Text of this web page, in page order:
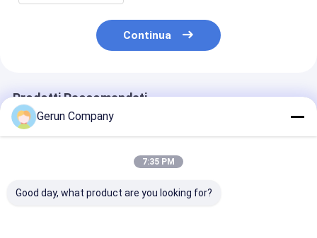
Continua
Prodotti Raccomandati
Gerun Company
7:35 PM
Good day, what product are you looking for?